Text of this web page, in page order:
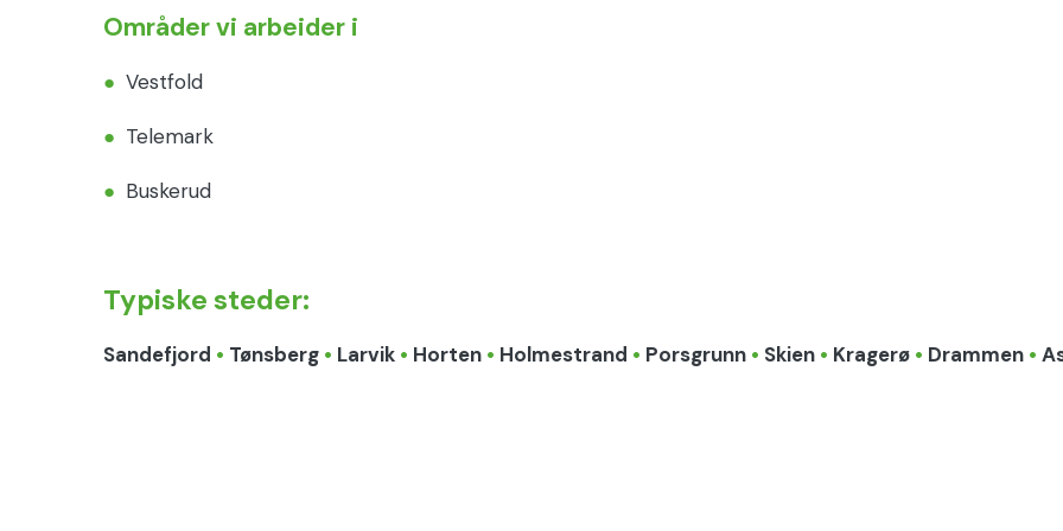
Områder vi arbeider i
● Vestfold
● Telemark
● Buskerud
Typiske steder:
Sandefjord • Tønsberg • Larvik • Horten • Holmestrand • Porsgrunn • Skien • Kragerø • Drammen •